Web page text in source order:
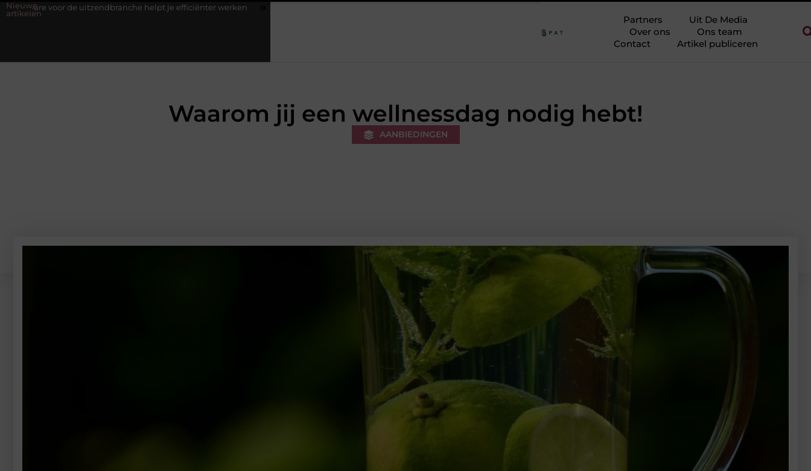
Nieuwe
artikelen
helpt je efficiënter werken Stijlvolle heren sneakers voor een sportieve lifestyle
Partners
Uit De Media
Over ons
Ons team
Contact
Artikel publiceren
Waarom jij een wellnessdag nodig hebt!
AANBIEDINGEN